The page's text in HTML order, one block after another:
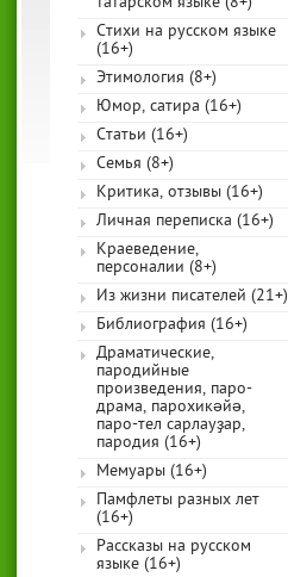
Стихи на русском языке
(16+)
Этимология (8+)
Юмор, сатира (16+)
Статьи (16+)
Семья (8+)
Критика, отзывы (16+)
Личная переписка (16+)
Краеведение,
персоналии (8+)
Из жизни писателей (21+)
Библиография (16+)
Драматические,
пародийные
произведения, паро-
драма, парохикәйә,
паро-тел сарлауҙар,
пародия (16+)
Мемуары (16+)
Памфлеты разных лет
(16+)
Рассказы на русском
языке (16+)